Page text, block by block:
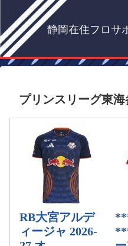
静岡在住フロサ
プリンスリーグ東